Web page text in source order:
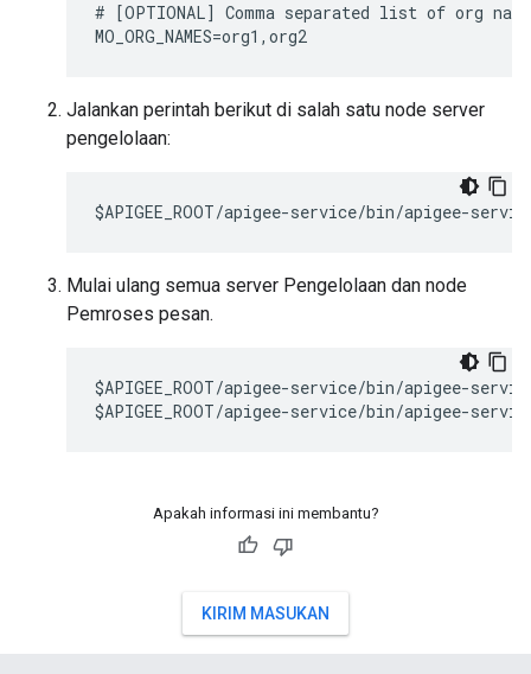
# [OPTIONAL] Comma separated list of org
MO_ORG_NAMES=org1,org2
Jalankan perintah berikut di salah satu node server
pengelolaan:
$APIGEE_ROOT/apigee-service/bin/apigee-
Mulai ulang semua server Pengelolaan dan node
Pemroses pesan.
$APIGEE_ROOT/apigee-service/bin/apigee-
$APIGEE_ROOT/apigee-service/bin/apigee-
Apakah informasi ini membantu?
KIRIM MASUKAN